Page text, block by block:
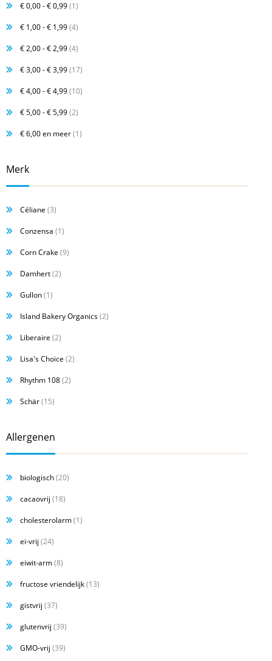
€ 0,00-€ 0,99(1)
€ 1,00-€ 1,99(4)
€ 2,00-€ 2,99(4)
€ 3,00-€ 3,99(17)
€ 4,00-€ 4,99(10)
€ 5,00-€ 5,99(2)
€ 6,00en meer(1)
Merk
Céliane (3)
Conzensa (1)
Corn Crake (9)
Damhert(2)
Gullon(1)
Island Bakery Organics(2)
Liberaire (2)
Lisa's Choice (2)
Rhythm 108(2)
Schär(15)
Allergenen
biologisch(20)
cacaovrij (18)
cholesterolarm(1)
ei-vrij (24)
eiwit-arm(8)
fructose vriendelijk(13)
gistvrij (37)
glutenvrij (39)
GMO-vrij (39)